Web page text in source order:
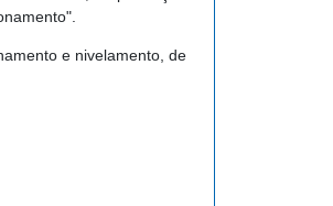
e nivelamento, de